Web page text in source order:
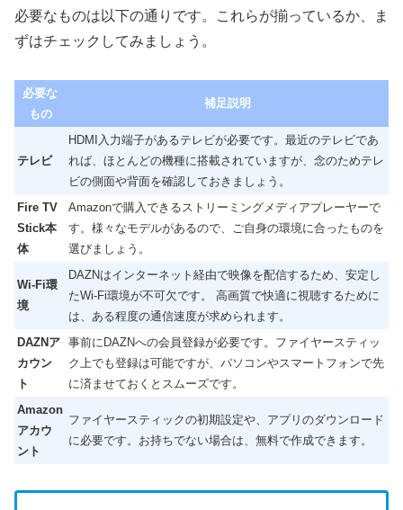
必要なものは以下の通りです。これらが揃っているか、ま
ずはチェックしてみましょう。
必要な
もの
補足説明
テレビ
HDMI入力端子があるテレビが必要です。最近のテレビであ
れば、ほとんどの機種に搭載されていますが、念のためテレ
ビの側面や背面を確認しておきましょう。
Fire TV
Stick本
体
Amazonで購入できるストリーミングメディアプレーヤーで
す。様々なモデルがあるので、ご自身の環境に合ったものを
選びましょう。
Wi-Fi環
境
DAZNはインターネット経由で映像を配信するため、安定し
たWi-Fi環境が不可欠です。 高画質で快適に視聴するために
は、ある程度の通信速度が求められます。
DAZNア
カウン
ト
事前にDAZNへの会員登録が必要です。ファイヤースティッ
ク上でも登録は可能ですが、パソコンやスマートフォンで先
に済ませておくとスムーズです。
Amazon
アカウ
ント
ファイヤースティックの初期設定や、アプリのダウンロード
に必要です。お持ちでない場合は、無料で作成できます。